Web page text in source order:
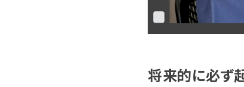
将来的に必ず